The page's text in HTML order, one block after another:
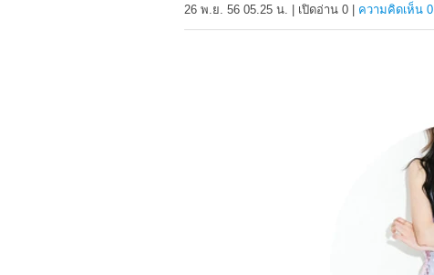
26 พ.ย. 56 05.25 น. เปิดอ่าน 0 ความคิดเห็น 0